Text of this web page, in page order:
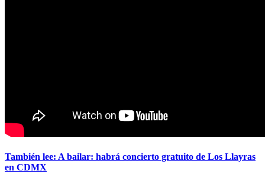
También lee: A bailar: habrá concierto gratuito de Los Llayras
en CDMX